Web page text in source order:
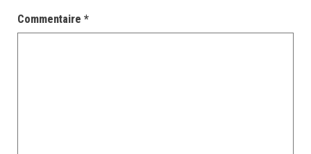
Commentaire *